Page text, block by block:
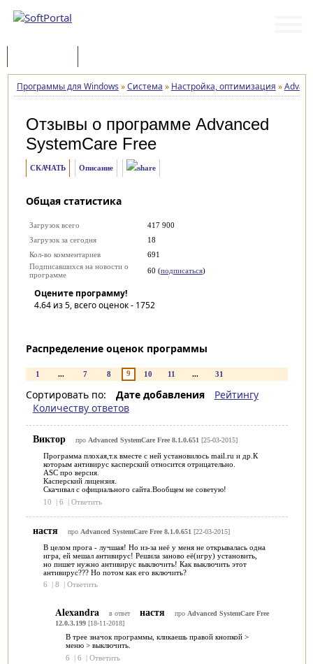
Программы для Windows »Система » Настройка, оптимизация »
Отзывы о программе Advanced
SystemCare Free
СКАЧАТЬ Описание
Общая статистика
Загрузок всего
417 900
Загрузок за сегодня
18
Кол-во комментариев
691
Подписавшихся на новости о
программе
60 (подписаться)
Оцените программу!
4.64из 5, всего оценок - 1752
Распределение оценок программы
1 ... 7 8 9 10 11 ... 31
Сортировать по: Дате добавления
Рейтингу
Количеству ответов
Виктор про Advanced SystemCare Free 8.1.0.651 [25-03-2015]
Программа плохая,т.к вместе с ней установилось mail.ru и др.К
которым антивирус касперский относится отрицательно.
ASC про версия.
Касперский лицензия.
Скачивал с официального сайта.Вообщем не советую!
10
| 6 | Ответить
настя про Advanced SystemCare Free 8.1.0.651 [22-03-2015]
В целом прога - лучшая! Но из-за неё у меня не открывалась одна
игра, ей мешал антивирус! Решила заново её(игру) установить,
но пишет нужно антивирус выключить! Как выключить этот
антивирус??? Но потом как его включить?
6
| 8 | Ответить
Alexandra в ответ настя про Advanced SystemCare Free
12.0.3.199[18-11-2018]
В трее значок программы, кликаешь правой кнопкой >
меню > выключить.
6
| 6 | Ответить